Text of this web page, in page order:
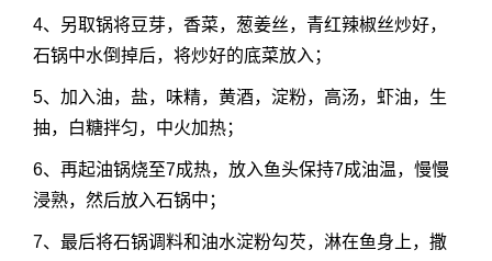
4、另取锅将豆芽，香菜，葱姜丝，青红辣椒丝炒好，
石锅中水倒掉后，将炒好的底菜放入；
5、加入油，盐，味精，黄酒，淀粉，高汤，虾油，生
抽，白糖拌匀，中火加热；
6、再起油锅烧至7成热，放入鱼头保持7成油温，慢慢
浸熟，然后放入石锅中；
7、最后将石锅调料和油水淀粉勾芡，淋在鱼身上，撒